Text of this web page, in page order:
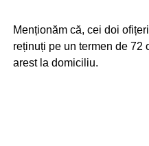
Menționăm că, cei doi
reținuți pe un termen de 72
arest la domiciliu.